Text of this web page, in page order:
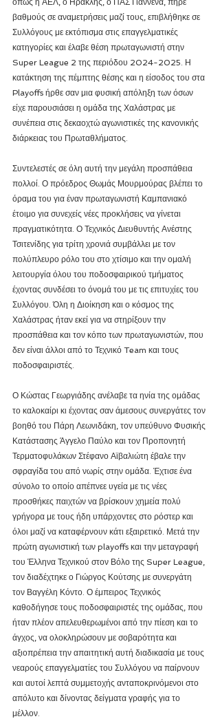
όπως η ΑΕΛ, ο Ηρακλής, ο ΠΑΣ Γιάννενα, πήρε
βαθμούς σε αναμετρήσεις μαζί τους, επιβλήθηκε σε
Συλλόγους με εκτόπισμα στις επαγγελματικές
κατηγορίες και έλαβε θέση πρωταγωνιστή στην
Super League 2 της περιόδου 2024-2025. Η
κατάκτηση της πέμπτης θέσης και η είσοδος του στα
Playoffs ήρθε σαν μια φυσική απόληξη των όσων
είχε παρουσιάσει η ομάδα της Χαλάστρας με
συνέπεια στις δεκαοχτώ αγωνιστικές της κανονικής
διάρκειας του Πρωταθλήματος.
Συντελεστές σε όλη αυτή την μεγάλη προσπάθεια
πολλοί. Ο πρόεδρος Θωμάς Μουρμούρας βλέπει το
όραμα του για έναν πρωταγωνιστή Καμπανιακό
έτοιμο για συνεχείς νέες προκλήσεις να γίνεται
πραγματικότητα. Ο Τεχνικός Διευθυντής Ανέστης
Τσιτενίδης για τρίτη χρονιά συμβάλλει με τον
πολύπλευρο ρόλο του στο χτίσιμο και την ομαλή
λειτουργία όλου του ποδοσφαιρικού τμήματος
έχοντας συνδέσει το όνομά του με τις επιτυχίες του
Συλλόγου. Όλη η Διοίκηση και ο κόσμος της
Χαλάστρας ήταν εκεί για να στηρίξουν την
προσπάθεια και τον κόπο των πρωταγωνιστών, που
δεν είναι άλλοι από το Τεχνικό Team και τους
ποδοσφαιριστές.
Ο Κώστας Γεωργιάδης ανέλαβε τα ηνία της ομάδας
το καλοκαίρι κι έχοντας σαν άμεσους συνεργάτες τον
βοηθό του Πάρη Λεωνιδάκη, τον υπεύθυνο Φυσικής
Κατάστασης Άγγελο Παύλο και τον Προπονητή
Τερματοφυλάκων Στέφανο Αϊβαλιώτη έβαλε την
σφραγίδα του από νωρίς στην ομάδα. Έχτισε ένα
σύνολο το οποίο απέπνεε υγεία με τις νέες
προσθήκες παιχτών να βρίσκουν χημεία πολύ
γρήγορα με τους ήδη υπάρχοντες στο ρόστερ και
όλοι μαζί να καταφέρνουν κάτι εξαιρετικό. Μετά την
πρώτη αγωνιστική των playoffs και την μεταγραφή
του Έλληνα Τεχνικού στον Βόλο της Super League,
τον διαδέχτηκε ο Γιώργος Κούτσης με συνεργάτη
τον Βαγγέλη Κόντο. Ο έμπειρος Τεχνικός
καθοδήγησε τους ποδοσφαιριστές της ομάδας, που
ήταν πλέον απελευθερωμένοι από την πίεση και το
άγχος, να ολοκληρώσουν με σοβαρότητα και
αξιοπρέπεια την απαιτητική αυτή διαδικασία με τους
νεαρούς επαγγελματίες του Συλλόγου να παίρνουν
και αυτοί λεπτά συμμετοχής ανταποκρινόμενοι στο
απόλυτο και δίνοντας δείγματα γραφής για το
μέλλον.